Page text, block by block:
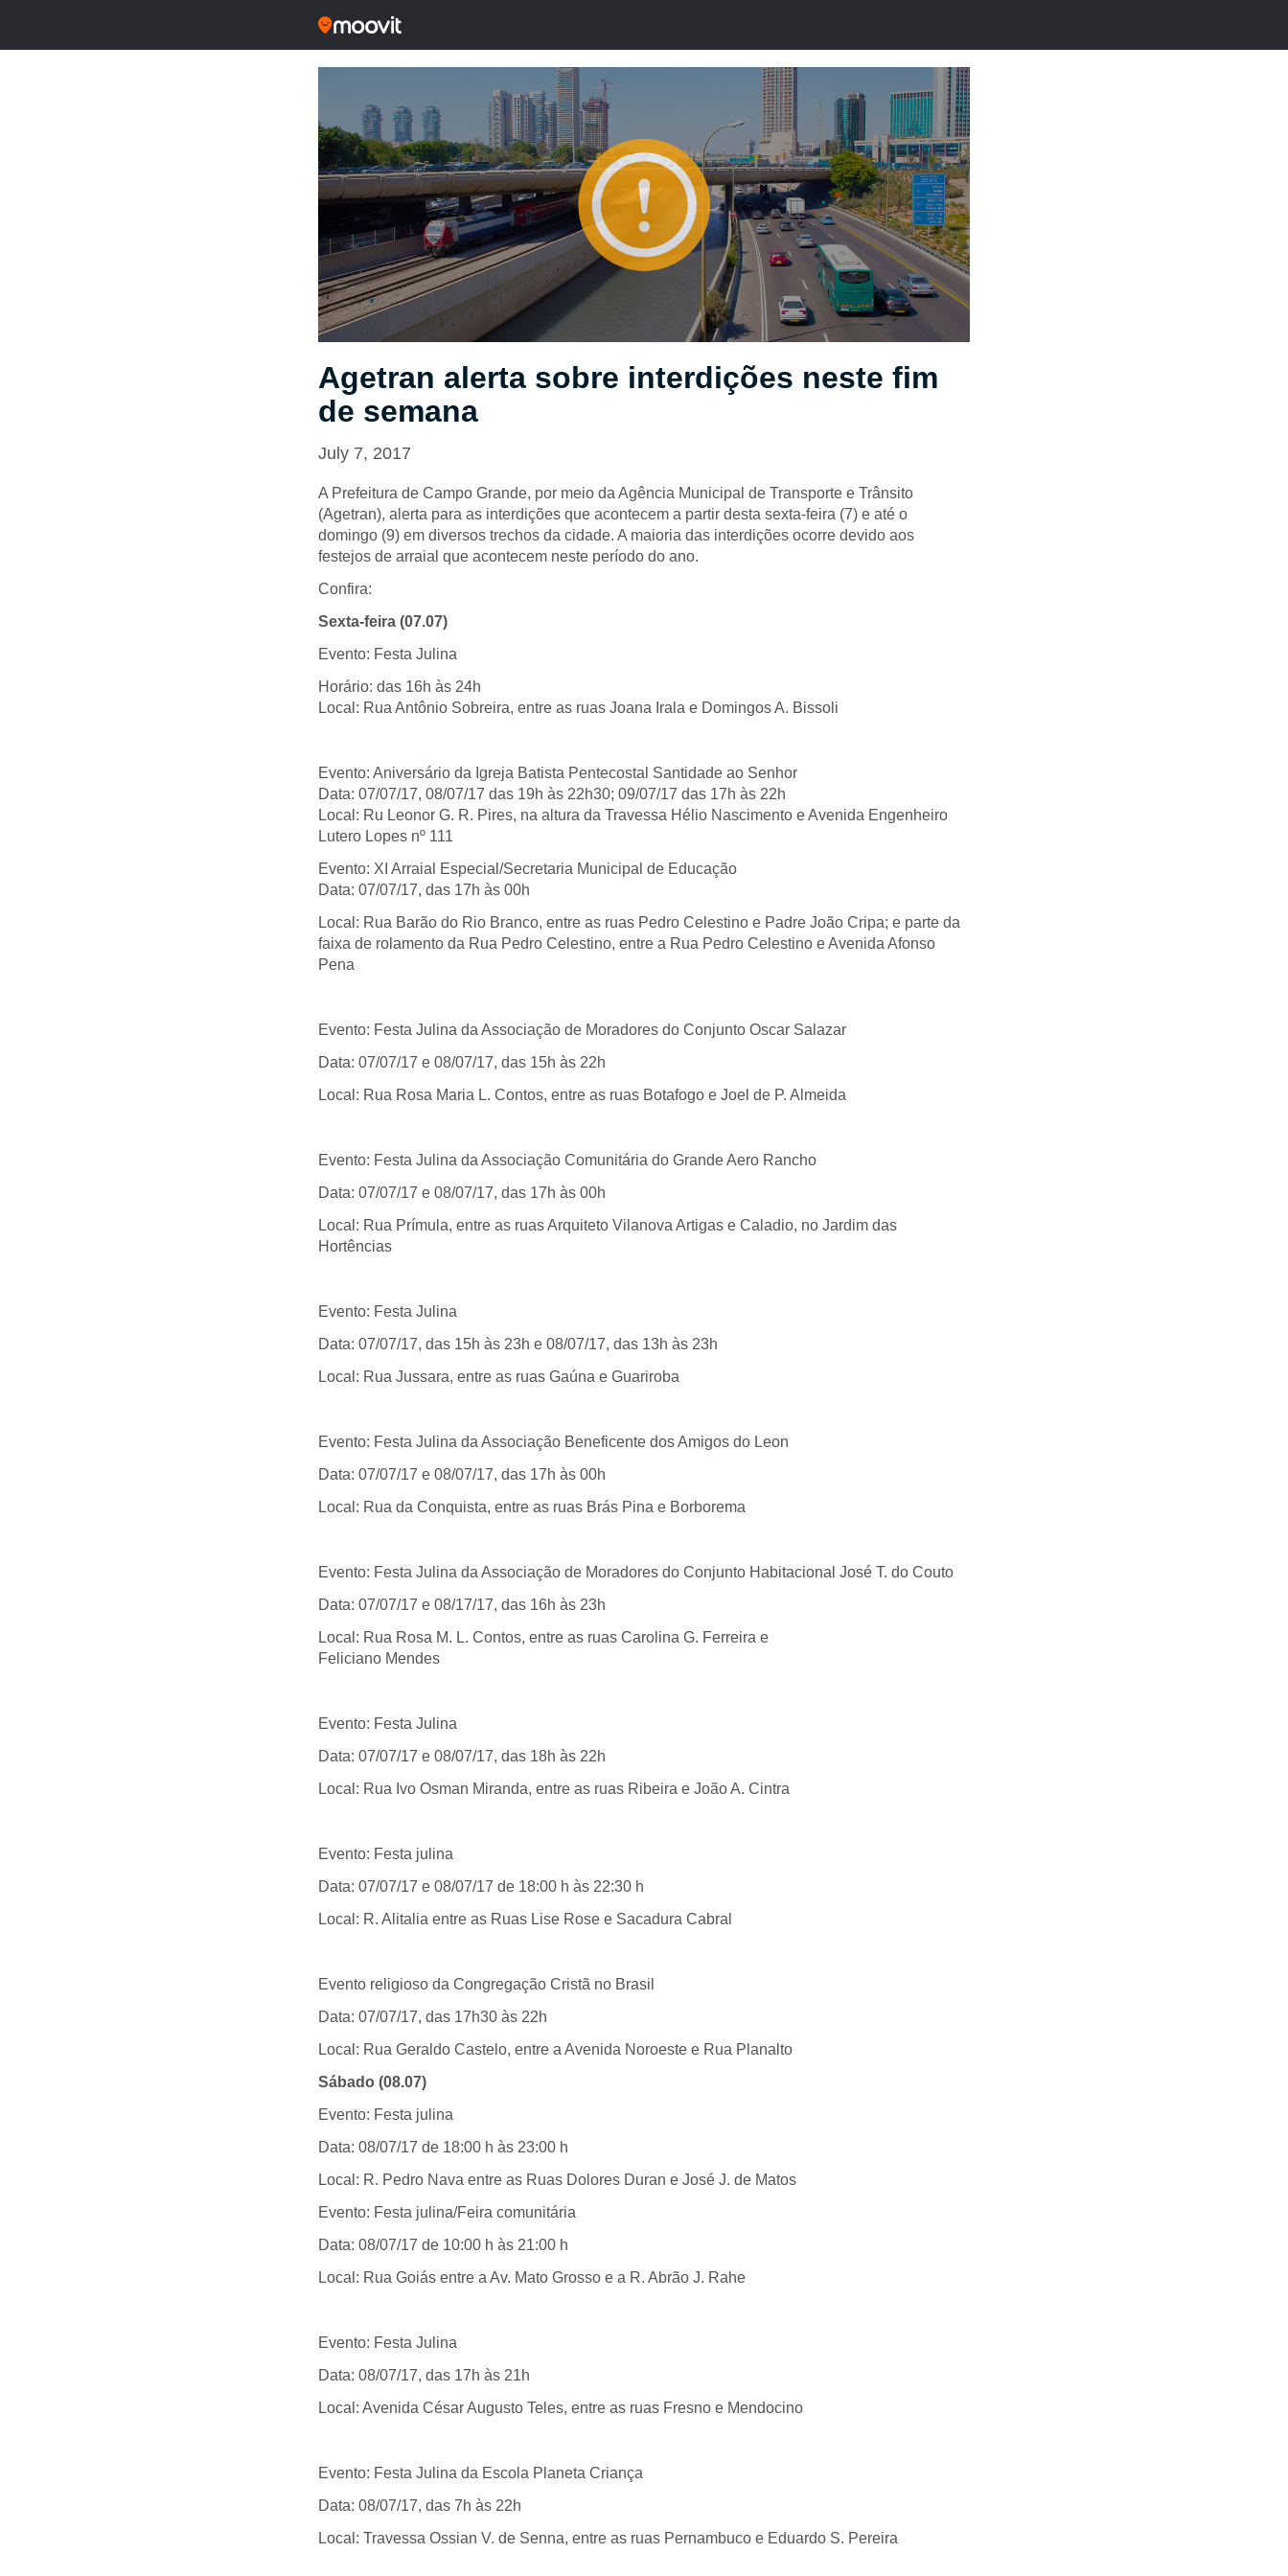
Agetran alerta sobre interdições neste fim
de semana
July 7, 2017
A Prefeitura de Campo Grande, por meio da Agência Municipal de Transporte e Trânsito
(Agetran), alerta para as interdições que acontecem a partir desta sexta-feira (7) e até o
domingo (9) em diversos trechos da cidade. A maioria das interdições ocorre devido aos
festejos de arraial que acontecem neste período do ano.
Confira:
Sexta-feira (07.07)
Evento: Festa Julina
Horário: das 16h às 24h
Local: Rua Antônio Sobreira, entre as ruas Joana Irala e Domingos A. Bissoli
Evento: Aniversário da Igreja Batista Pentecostal Santidade ao Senhor
Data: 07/07/17, 08/07/17 das 19h às 22h30; 09/07/17 das 17h às 22h
Local: Ru Leonor G. R. Pires, na altura da Travessa Hélio Nascimento e Avenida Engenheiro
Lutero Lopes nº 111
Evento: XI Arraial Especial/Secretaria Municipal de Educação
Data: 07/07/17, das 17h às 00h
Local: Rua Barão do Rio Branco, entre as ruas Pedro Celestino e Padre João Cripa; e parte da
faixa de rolamento da Rua Pedro Celestino, entre a Rua Pedro Celestino e Avenida Afonso
Pena
Evento: Festa Julina da Associação de Moradores do Conjunto Oscar Salazar
Data: 07/07/17 e 08/07/17, das 15h às 22h
Local: Rua Rosa Maria L. Contos, entre as ruas Botafogo e Joel de P. Almeida
Evento: Festa Julina da Associação Comunitária do Grande Aero Rancho
Data: 07/07/17 e 08/07/17, das 17h às 00h
Local: Rua Prímula, entre as ruas Arquiteto Vilanova Artigas e Caladio, no Jardim das
Hortências
Evento: Festa Julina
Data: 07/07/17, das 15h às 23h e 08/07/17, das 13h às 23h
Local: Rua Jussara, entre as ruas Gaúna e Guariroba
Evento: Festa Julina da Associação Beneficente dos Amigos do Leon
Data: 07/07/17 e 08/07/17, das 17h às 00h
Local: Rua da Conquista, entre as ruas Brás Pina e Borborema
Evento: Festa Julina da Associação de Moradores do Conjunto Habitacional José T. do Couto
Data: 07/07/17 e 08/17/17, das 16h às 23h
Local: Rua Rosa M. L. Contos, entre as ruas Carolina G. Ferreira e
Feliciano Mendes
Evento: Festa Julina
Data: 07/07/17 e 08/07/17, das 18h às 22h
Local: Rua Ivo Osman Miranda, entre as ruas Ribeira e João A. Cintra
Evento: Festa julina
Data: 07/07/17 e 08/07/17 de 18:00 h às 22:30 h
Local: R. Alitalia entre as Ruas Lise Rose e Sacadura Cabral
Evento religioso da Congregação Cristã no Brasil
Data: 07/07/17, das 17h30 às 22h
Local: Rua Geraldo Castelo, entre a Avenida Noroeste e Rua Planalto
Sábado (08.07)
Evento: Festa julina
Data: 08/07/17 de 18:00 h às 23:00 h
Local: R. Pedro Nava entre as Ruas Dolores Duran e José J. de Matos
Evento: Festa julina/Feira comunitária
Data: 08/07/17 de 10:00 h às 21:00 h
Local: Rua Goiás entre a Av. Mato Grosso e a R. Abrão J. Rahe
Evento: Festa Julina
Data: 08/07/17, das 17h às 21h
Local: Avenida César Augusto Teles, entre as ruas Fresno e Mendocino
Evento: Festa Julina da Escola Planeta Criança
Data: 08/07/17, das 7h às 22h
Local: Travessa Ossian V. de Senna, entre as ruas Pernambuco e Eduardo S. Pereira